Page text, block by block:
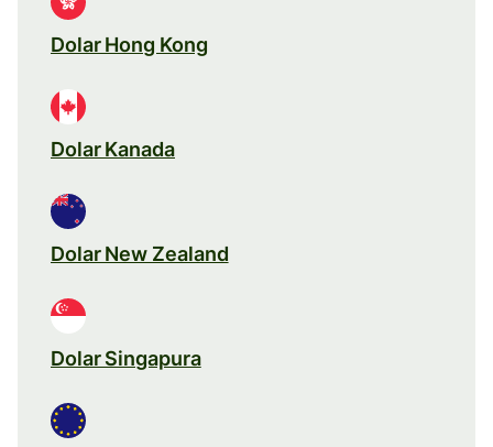
Dolar Hong Kong
Dolar Kanada
Dolar New Zealand
Dolar Singapura